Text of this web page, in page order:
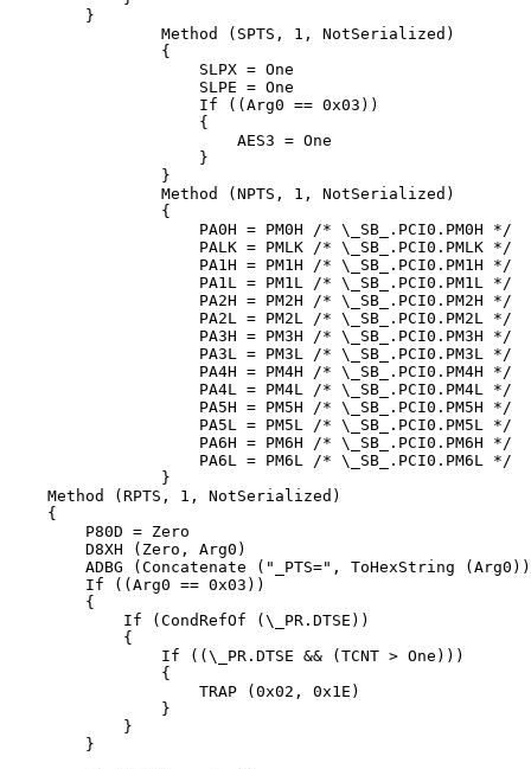
        }
                Method (SPTS, 1, NotSerialized)
                {
                    SLPX = One
                    SLPE = One
                    If ((Arg0 == 0x03))
                    {
                        AES3 = One
                    }
                }
                Method (NPTS, 1, NotSerialized)
                {
                    PA0H = PM0H /* \_SB_.PCI0.PM0H */
                    PALK = PMLK /* \_SB_.PCI0.PMLK */
                    PA1H = PM1H /* \_SB_.PCI0.PM1H */
                    PA1L = PM1L /* \_SB_.PCI0.PM1L */
                    PA2H = PM2H /* \_SB_.PCI0.PM2H */
                    PA2L = PM2L /* \_SB_.PCI0.PM2L */
                    PA3H = PM3H /* \_SB_.PCI0.PM3H */
                    PA3L = PM3L /* \_SB_.PCI0.PM3L */
                    PA4H = PM4H /* \_SB_.PCI0.PM4H */
                    PA4L = PM4L /* \_SB_.PCI0.PM4L */
                    PA5H = PM5H /* \_SB_.PCI0.PM5H */
                    PA5L = PM5L /* \_SB_.PCI0.PM5L */
                    PA6H = PM6H /* \_SB_.PCI0.PM6H */
                    PA6L = PM6L /* \_SB_.PCI0.PM6L */
                }
    Method (RPTS, 1, NotSerialized)
    {
        P80D = Zero
        D8XH (Zero, Arg0)
ADBG (Concatenate ("_PTS=", ToHexString
        If ((Arg0 == 0x03))
        {
            If (CondRefOf (\_PR.DTSE))
            {
                If ((\_PR.DTSE && (TCNT > One)))
                {
                    TRAP (0x02, 0x1E)
                }
            }
        }